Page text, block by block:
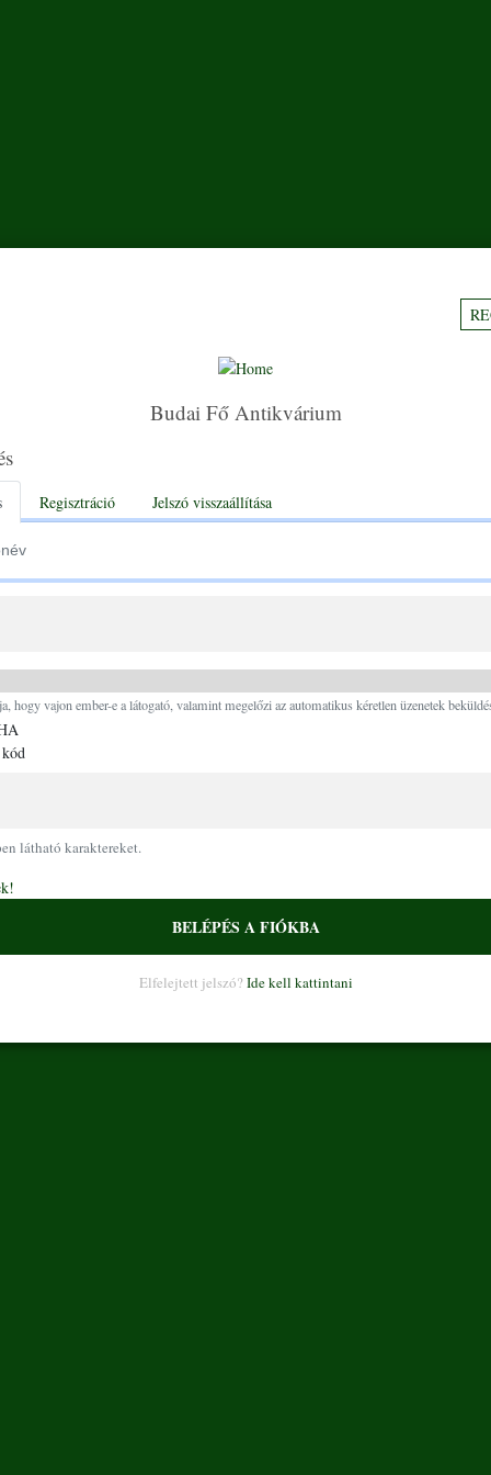
Budai Fő Antikvárium
Regisztráció Jelszó visszaállítása
hogy vajon ember-e a látogató, valamint megelőzi az automatikus kéretlen üzenetek
látható karaktereket.
BELÉPÉS A FIÓKBA
Elfelejtett jelszó? Ide kell kattintani